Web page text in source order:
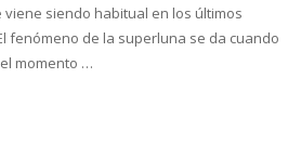
siendo habitual en los últimos
fenómeno de la superluna se da cuando
momento …